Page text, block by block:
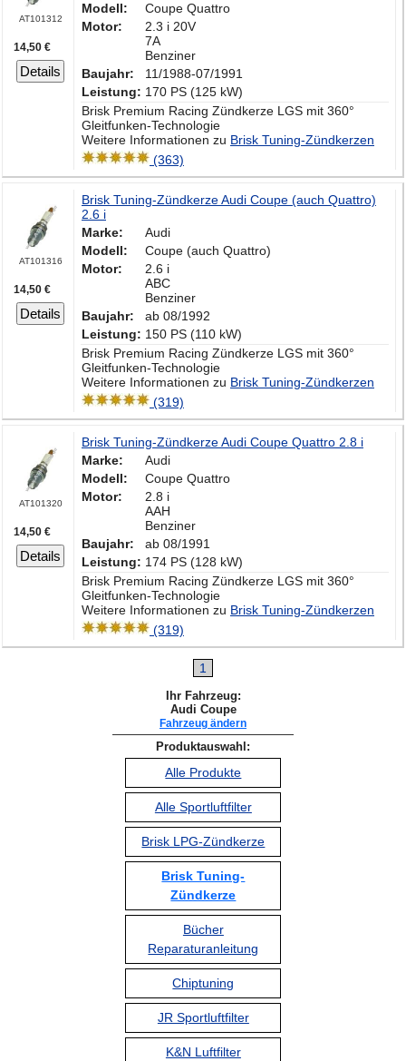
AT101312
14,50 €
Details
Modell:
Coupe Quattro
Motor:
2.3 i 20V
7A
Benziner
Baujahr:
11/1988-07/1991
Leistung: 170 PS (125 kW)
Brisk Premium Racing Zündkerze LGS mit 360°
Gleitfunken-Technologie
Weitere Informationen zu Brisk Tuning-Zündkerzen
(363)
AT101316
14,50 €
Details
Brisk Tuning-Zündkerze Audi Coupe (auch Quattro)
2.6 i
Marke:
Audi
Modell:
Coupe (auch Quattro)
Motor:
2.6 i
ABC
Benziner
Baujahr:
ab 08/1992
Leistung: 150 PS (110 kW)
Brisk Premium Racing Zündkerze LGS mit 360°
Gleitfunken-Technologie
Weitere Informationen zu Brisk Tuning-Zündkerzen
(319)
AT101320
14,50 €
Details
Brisk Tuning-Zündkerze Audi Coupe Quattro 2.8 i
Marke:
Audi
Modell:
Coupe Quattro
Motor:
2.8 i
AAH
Benziner
Baujahr:
ab 08/1991
Leistung: 174 PS (128 kW)
Brisk Premium Racing Zündkerze LGS mit 360°
Gleitfunken-Technologie
Weitere Informationen zu Brisk Tuning-Zündkerzen
(319)
1
Ihr Fahrzeug:
Audi Coupe
Fahrzeug ändern
Produktauswahl:
Alle Produkte
Alle Sportluftfilter
Brisk LPG-Zündkerze
Brisk Tuning-
Zündkerze
Bücher
Reparaturanleitung
Chiptuning
JR Sportluftfilter
K&N Luftfilter